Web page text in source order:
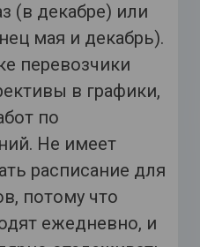
(в декабре) или
мая и декабрь).
перевозчики
в графики,
по
Не имеет
расписание для
потому что
ежедневно, и